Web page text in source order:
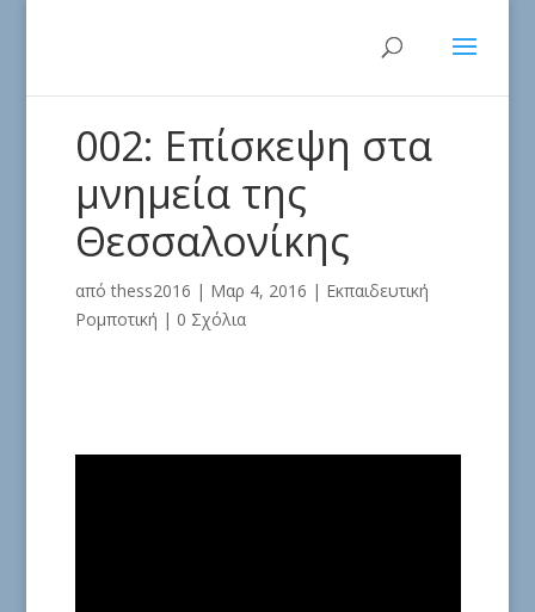
002: Επίσκεψη στα
μνημεία της
Θεσσαλονίκης
απόthess2016 | Μαρ 4, 2016 | Εκπαιδευτική
Ρομποτική | 0 Σχόλια